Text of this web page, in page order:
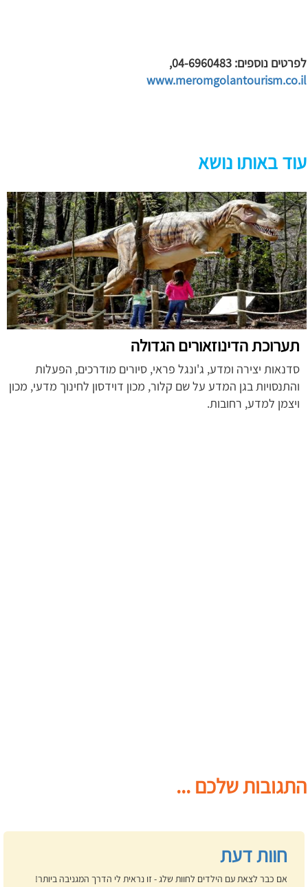
לפרטים נוספים: 04-6960483,
www.meromgolantourism.co.il
עוד באותו נושא
תערוכת הדינוזאורים הגדולה
סדנאות יצירה ומדע, ג'ונגל פראי, סיורים מודרכים, הפעלות
והתנסויות בגן המדע על שם קלור, מכון דוידסון לחינוך מדעי, מכון
ויצמן למדע, רחובות.
התגובות שלכם ...
חוות דעת
אם כבר לצאת עם הילדים לחוות שלג - זו נראית לי הדרך המגניבה ביותר!